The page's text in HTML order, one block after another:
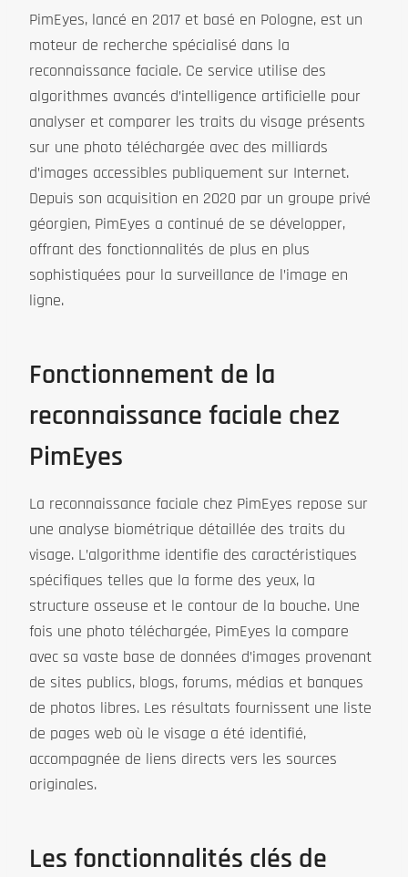
PimEyes, lancé en 2017 et basé en Pologne, est un
moteur de recherche spécialisé dans la
reconnaissance faciale. Ce service utilise des
algorithmes avancés d’intelligence artificielle pour
analyser et comparer les traits du visage présents
sur une photo téléchargée avec des milliards
d’images accessibles publiquement sur Internet.
Depuis son acquisition en 2020 par un groupe privé
géorgien, PimEyes a continué de se développer,
offrant des fonctionnalités de plus en plus
sophistiquées pour la surveillance de l’image en
ligne.
Fonctionnement de la
reconnaissance faciale chez
PimEyes
La reconnaissance faciale chez PimEyes repose sur
une analyse biométrique détaillée des traits du
visage. L’algorithme identifie des caractéristiques
spécifiques telles que la forme des yeux, la
structure osseuse et le contour de la bouche. Une
fois une photo téléchargée, PimEyes la compare
avec sa vaste base de données d’images provenant
de sites publics, blogs, forums, médias et banques
de photos libres. Les résultats fournissent une liste
de pages web où le visage a été identifié,
accompagnée de liens directs vers les sources
originales.
Les fonctionnalités clés de